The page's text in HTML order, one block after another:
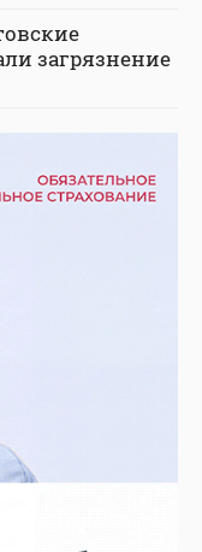
загрязнение